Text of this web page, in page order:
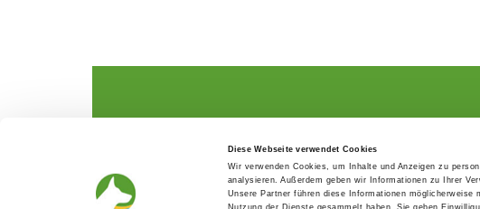
Diese Webseite verwendet Cookies
Wir verwenden Cookies, um Inhalte und Anzeigen zu
analysieren. Außerdem geben wir Informationen zu Ihrer
Unsere Partner führen diese Informationen
Everything about the breed
Breeding and upbringing
Helper and saviour
Structur
SV magazine
Local groups
Youth